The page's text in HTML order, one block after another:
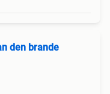
den brande